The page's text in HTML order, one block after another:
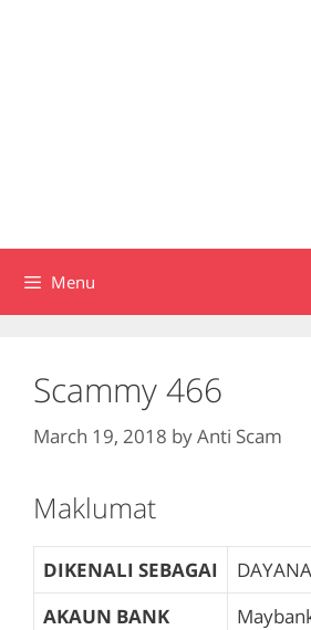
Menu
Scammy 466
March 19, 2018 byAnti Scam
Maklumat
DIKENALI SEBAGAI
AKAUN BANK